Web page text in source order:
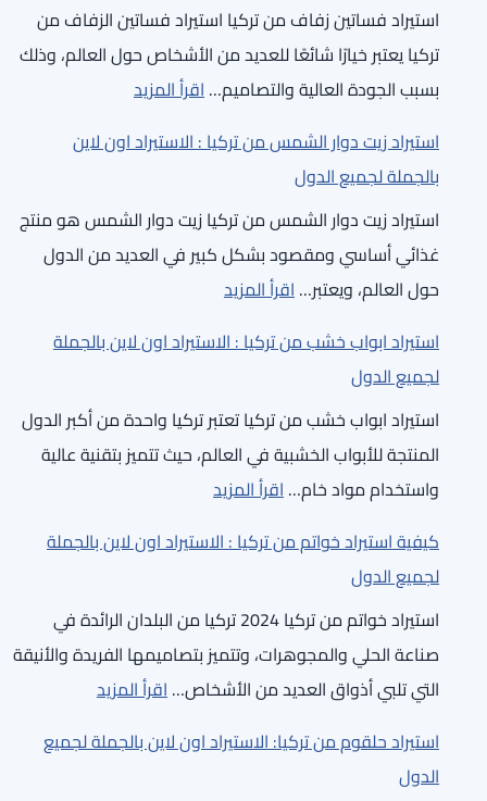
اون
لاين
لجميع
تركيا
:
اون
لجميع
الدول
استيراد فساتين زفاف من تركيا استيراد فساتين الزفاف من
تركيا يعتبر خيارًا شائعًا للعديد من الأشخاص حول العالم، وذلك
بسبب الجودة العالية والتصاميم…اقرأ المزيد
:
فساتين
من
تركيا
الاستيراد
بالجملة
لجميع
استيراد زيت دوار الشمس من تركيا : الاستيراد اون لاين
بالجملة لجميع الدول
استيراد زيت دوار الشمس من تركيا زيت دوار الشمس هو منتج
غذائي أساسي ومقصود بشكل كبير في العديد من الدول
حول العالم، ويعتبر…اقرأ المزيد
:
زيت
الشمس
من
تركيا
:
لاين
بالجملة
لجميع
الدول
استيراد ابواب خشب من تركيا : الاستيراد اون لاين بالجملة
لجميع الدول
استيراد ابواب خشب من تركيا تعتبر تركيا واحدة من أكبر الدول
المنتجة للأبواب الخشبية في العالم، حيث تتميز بتقنية عالية
واستخدام مواد خام…اقرأ المزيد
:
ابواب
من
تركيا
:
الاستيراد
كيفية استيراد خواتم من تركيا : الاستيراد اون لاين بالجملة
لجميع الدول
استيراد خواتم من تركيا 2024 تركيا من البلدان الرائدة في
صناعة الحلي والمجوهرات، وتتميز بتصاميمها الفريدة والأنيقة
التي تلبي أذواق العديد من الأشخاص…اقرأ المزيد
:
استيراد
استيراد حلقوم من تركيا: الاستيراد اون لاين بالجملة لجميع
الدول